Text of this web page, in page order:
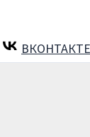
ВКОНТАКТЕ